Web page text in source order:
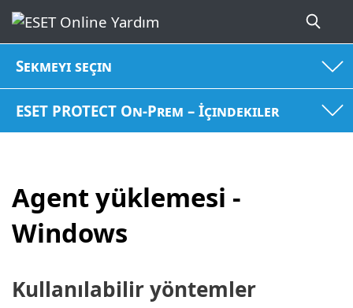
Sekmeyi seçin
ESET PROTECT On-Prem – İçindekiler
Agent yüklemesi -
Windows
Kullanılabilir yöntemler